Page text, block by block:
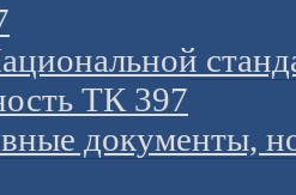
ТК 397
документы,